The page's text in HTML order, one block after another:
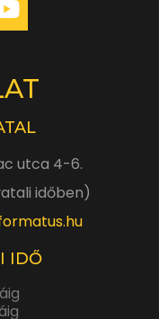
utca 4-6.
időben)
IDŐ